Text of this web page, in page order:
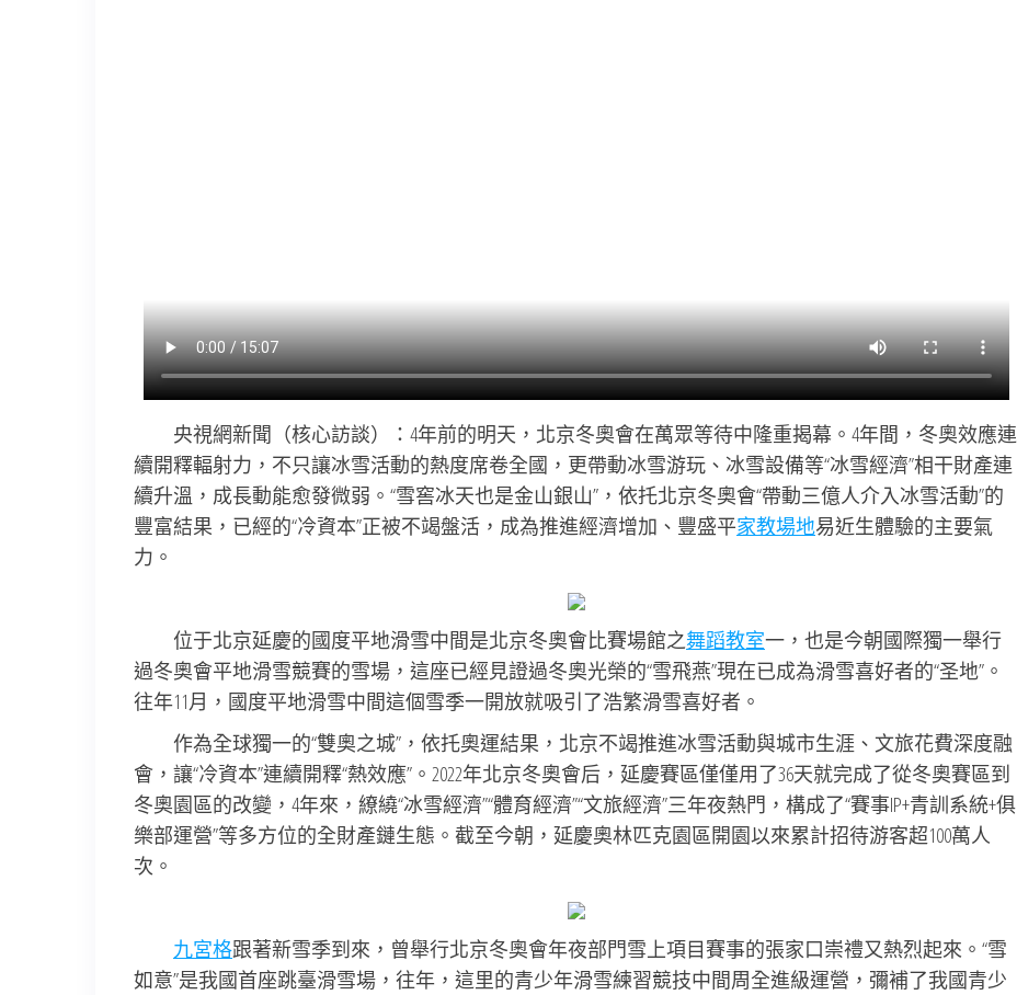
央視網新聞（核心訪談）：4年前的明天，北京冬奧會在萬眾等待中隆重揭幕。4年間，冬奧效應連
續開釋輻射力，不只讓冰雪活動的熱度席卷全國，更帶動冰雪游玩、冰雪設備等“冰雪經濟”相干財產連
續升溫，成長動能愈發微弱。“雪窖冰天也是金山銀山”，依托北京冬奧會“帶動三億人介入冰雪活動”的
豐富結果，已經的“冷資本”正被不竭盤活，成為推進經濟增加、豐盛平家教場地易近生體驗的主要氣
力。
位于北京延慶的國度平地滑雪中間是北京冬奧會比賽場館之舞蹈教室一，也是今朝國際獨一舉行
過冬奧會平地滑雪競賽的雪場，這座已經見證過冬奧光榮的“雪飛燕”現在已成為滑雪喜好者的“圣地”。
往年11月，國度平地滑雪中間這個雪季一開放就吸引了浩繁滑雪喜好者。
作為全球獨一的“雙奧之城”，依托奧運結果，北京不竭推進冰雪活動與城市生涯、文旅花費深度融
會，讓“冷資本”連續開釋“熱效應”。2022年北京冬奧會后，延慶賽區僅僅用了36天就完成了從冬奧賽區到
冬奧園區的改變，4年來，繚繞“冰雪經濟”“體育經濟”“文旅經濟”三年夜熱門，構成了“賽事IP+青訓系統+俱
樂部運營”等多方位的全財產鏈生態。截至今朝，延慶奧林匹克園區開園以來累計招待游客超100萬人
次。
九宮格跟著新雪季到來，曾舉行北京冬奧會年夜部門雪上項目賽事的張家口崇禮又熱烈起來。“雪
如意”是我國首座跳臺滑雪場，往年，這里的青少年滑雪練習競技中間周全進級運營，彌補了我國青少